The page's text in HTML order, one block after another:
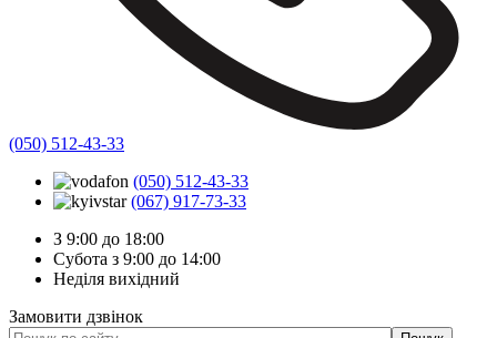
(050) 512-43-33
(050) 512-43-33
(067) 917-73-33
З 9:00 до 18:00
Субота з 9:00 до 14:00
Неділя вихідний
Замовити дзвінок